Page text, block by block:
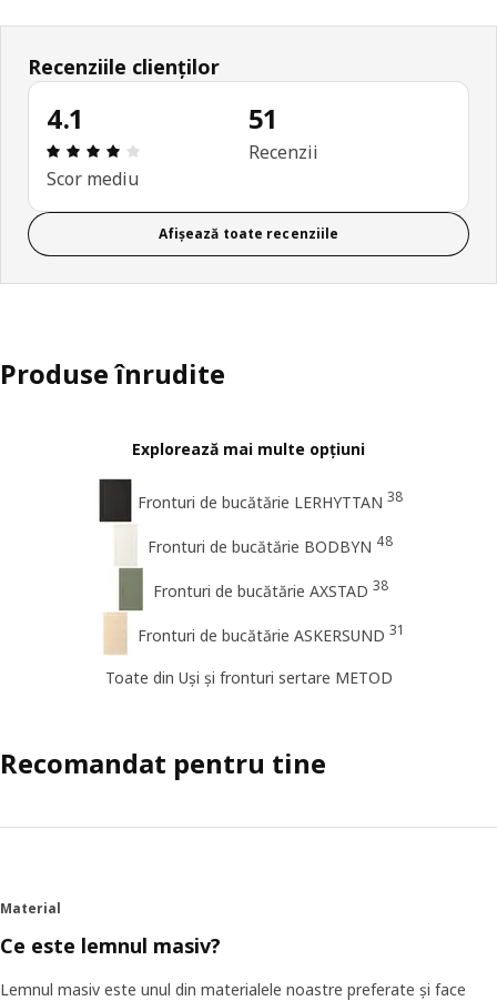
Recenziile clienților
4.1
Prezentare generală: 4.1 din 5 stele Total
Scor mediu
51
Recenzii
Afișează toate recenziile
Produse înrudite
Explorează mai multe opțiuni
Fronturi de bucătărie LERHYTTAN 38
Fronturi de bucătărie BODBYN 48
Fronturi de bucătărie AXSTAD 38
Fronturi de bucătărie ASKERSUND 31
Toate din Uși și fronturi sertare METOD
Recomandat pentru tine
Material
Ce este lemnul masiv?
Lemnul masiv este unul din materialele noastre preferate și face